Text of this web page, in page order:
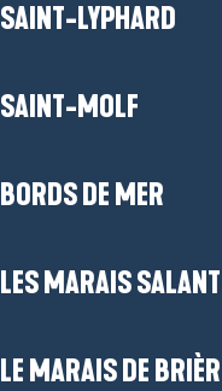
SAINT-LYPHARD
SAINT-MOLF
BORDS DE MER
LES MARAIS
LE MARAIS DE